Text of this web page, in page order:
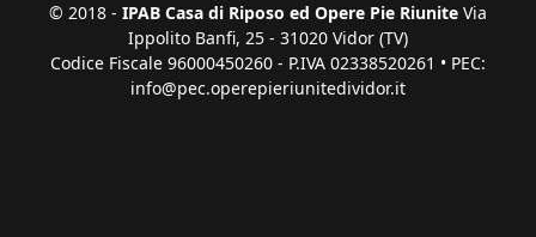
© 2018 - IPAB Casa di Riposo ed Opere Pie Riunite Via
Ippolito Banfi, 25 - 31020 Vidor (TV)
Codice Fiscale 96000450260 - P.IVA 02338520261 • PEC:
info@pec.operepieriunitedividor.it